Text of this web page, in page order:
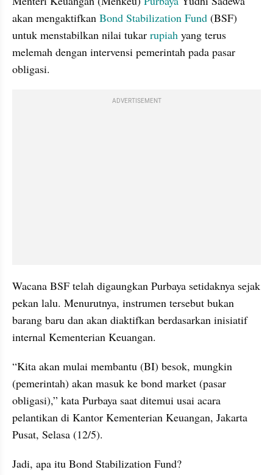
akan mengaktifkan Bond Stabilization Fund (BSF)
untuk menstabilkan nilai tukar rupiah yang terus
melemah dengan intervensi pemerintah pada pasar
obligasi.
ADVERTISEMENT
Wacana BSF telah digaungkan Purbaya setidaknya sejak
pekan lalu. Menurutnya, instrumen tersebut bukan
barang baru dan akan diaktifkan berdasarkan inisiatif
internal Kementerian Keuangan.
“Kita akan mulai membantu (BI) besok, mungkin
(pemerintah) akan masuk ke bond market (pasar
obligasi),” kata Purbaya saat ditemui usai acara
pelantikan di Kantor Kementerian Keuangan, Jakarta
Pusat, Selasa (12/5).
Jadi, apa itu Bond Stabilization Fund?